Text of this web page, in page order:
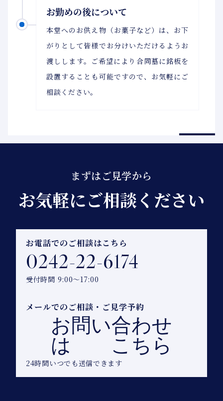
お勤めの後について
本堂へのお供え物（お菓子など）は、お下
がりとして皆様でお分けいただけるようお
渡しします。ご希望により合同墓に銘板を
設置することも可能ですので、お気軽にご
相談ください。
まずはご見学から
お気軽にご相談ください
お電話でのご相談はこちら
0242-22-6174
受付時間 9:00～17:00
メールでのご相談・ご見学予約
お問い合わせ
は こちら
24時間いつでも送信できます